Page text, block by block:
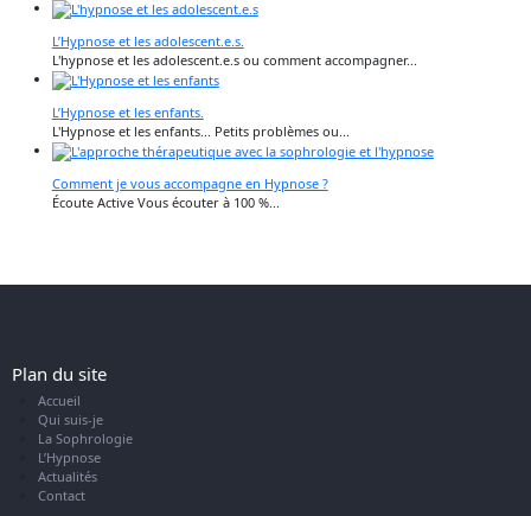
L’Hypnose et les adolescent.e.s.
L'hypnose et les adolescent.e.s ou comment accompagner...
L’Hypnose et les enfants.
L'Hypnose et les enfants... Petits problèmes ou...
Comment je vous accompagne en Hypnose ?
Écoute Active Vous écouter à 100 %...
Plan du site
Accueil
Qui suis-je
La Sophrologie
L’Hypnose
Actualités
Contact